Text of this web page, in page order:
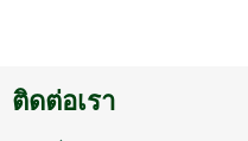
ติดต่อเรา